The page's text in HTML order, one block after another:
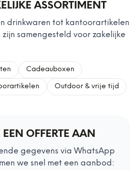
ASSORTIMENT
drinkwaren tot kantoorartikelen
samengesteld voor zakelijke
Cadeauboxen
Outdoor & vrije tijd
OFFERTE AAN
gegevens via WhatsApp
we snel met een aanbod: